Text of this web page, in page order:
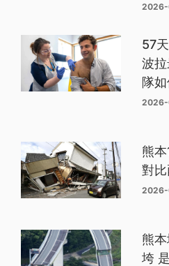
57
波
隊
熊
對
2026-
熊
垮